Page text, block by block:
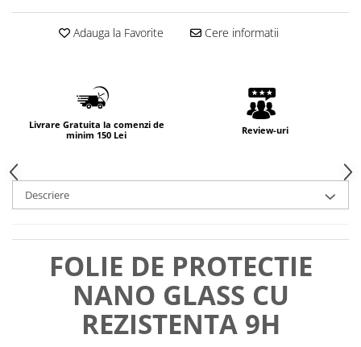
Adauga la Favorite Cere informatii
Livrare Gratuita la comenzi de
minim 150 Lei
Review-uri
Descriere
FOLIE DE PROTECTIE
NANO GLASS CU
REZISTENTA 9H